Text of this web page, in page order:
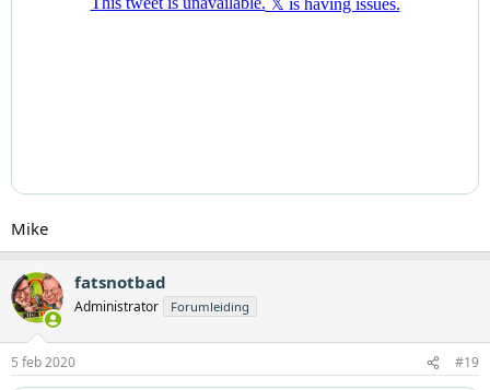
Mike
fatsnotbad
Administrator Forumleiding
5 feb 2020 #19